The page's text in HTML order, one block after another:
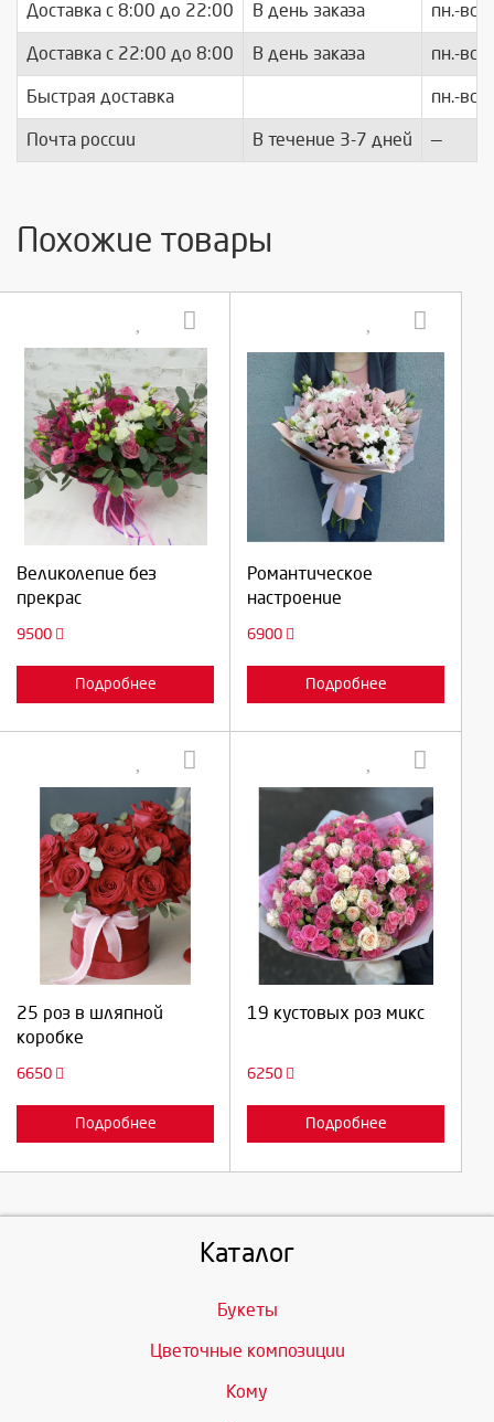
Доставка c 8:00 до 22:00 В день заказа пн.-вс.
Доставка с 22:00 до 8:00 В день заказа пн.-вс.
Быстрая доставка пн.-вс.
Почта россии В течение 3-7 дней —
Похожие товары
Великолепие без
прекрас
9500
Подробнее
Выберите количество:
Романтическое
настроение
6900
Подробнее
Выберите количество:
Отмена
25 роз в шляпной
коробке
6650
Подробнее
Выберите количество:
19 кустовых роз микс
6250
Подробнее
Выберите количество:
Каталог
Букеты
Цветочные композиции
Кому